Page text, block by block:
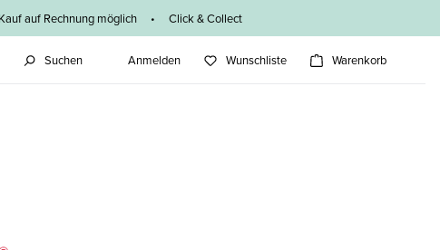
auf Rechnung möglich • Click & Collect
Suchen Anmelden Wunschliste Warenkorb